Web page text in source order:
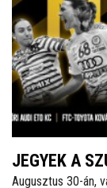
JEGYEK A
Augusztus 30-án,